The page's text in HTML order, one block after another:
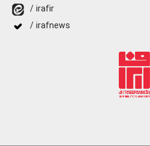
/ irafir
/ irafnews